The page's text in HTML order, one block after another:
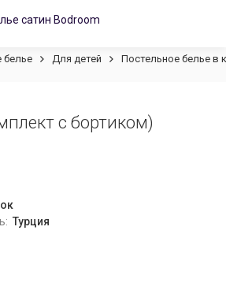
белье Для детей Постельное белье в
с бортиком)
Турция